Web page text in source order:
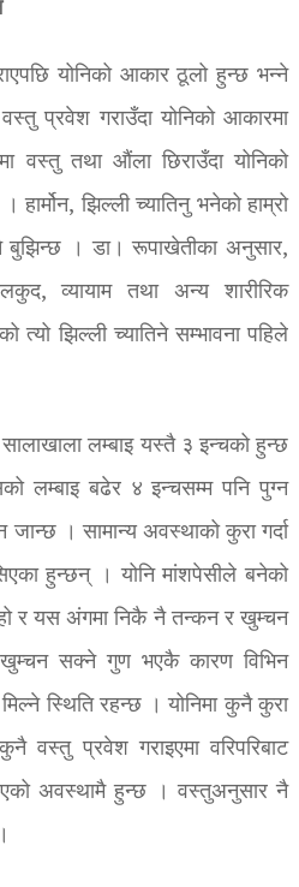
योनिको आकार ठूलो हुन्छ भन्ने
प्रवेश गराउँदा योनिको आकारमा
वस्तु तथा औंला छिराउँदा योनिको
हार्मोन, झिल्ली च्यातिनु भनेको हाम्रो
बुझिन्छ । डा। रूपाखेतीका अनुसार,
व्यायाम तथा अन्य शारीरिक
त्यो झिल्ली च्यातिने सम्भावना पहिले
लम्बाइ यस्तै ३ इन्चको हुन्छ
लम्बाइ बढेर ४ इन्चसम्म पनि पुग्न
जान्छ । सामान्य अवस्थाको कुरा गर्दा
हुन्छन् । योनि मांशपेसीले बनेको
र यस अंगमा निकै नै तन्कन र खुम्चन
सक्ने गुण भएकै कारण विभिन
मिल्ने स्थिति रहन्छ । योनिमा कुनै कुरा
प्रवेश गराइएमा वरिपरिबाट
अवस्थामै हुन्छ । वस्तुअनुसार नै